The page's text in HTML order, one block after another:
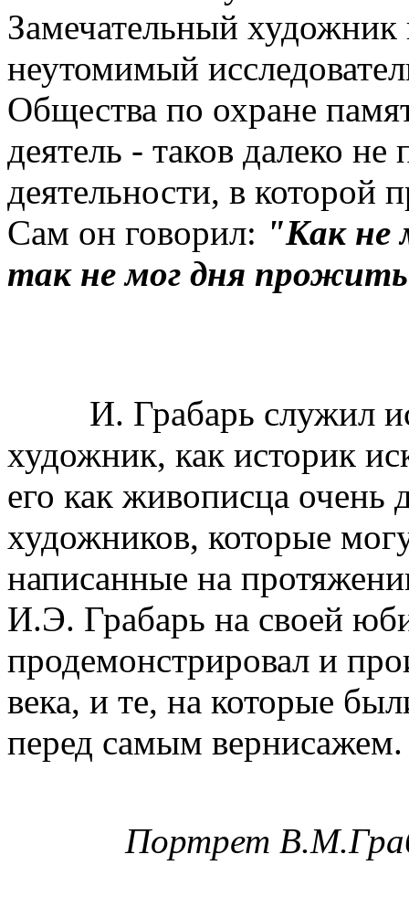
Замечательный
неутомимый
Общества по охране
деятель - таков далеко
деятельности, в которой
Сам он говорил: "Как не
так не мог дня
И. Грабарь служил
художник, как историк
его как живописца очень
художников, которые
написанные на
И.Э. Грабарь на своей
продемонстрировал и
века, и те, на которые
перед самым вернисажем.
Портрет